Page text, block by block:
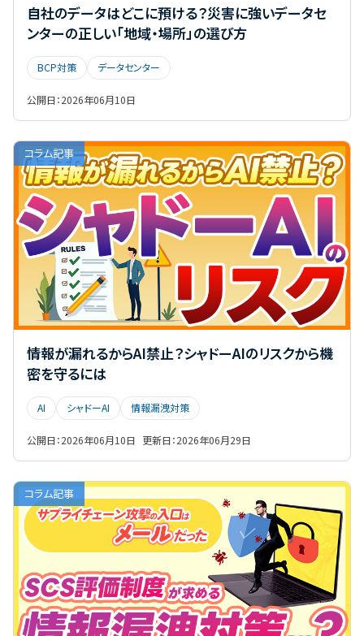
自社のデータはどこに預ける？災害に強いデータセ
ンターの正しい「地域・場所」の選び方
BCP対策 データセンター
公開日：2026年06月10日
コラム記事
情報が漏れるからAI禁止？シャドーAIのリスクから機
密を守るには
AI シャドーAI 情報漏洩対策
公開日：2026年06月10日 更新日：2026年06月29日
コラム記事